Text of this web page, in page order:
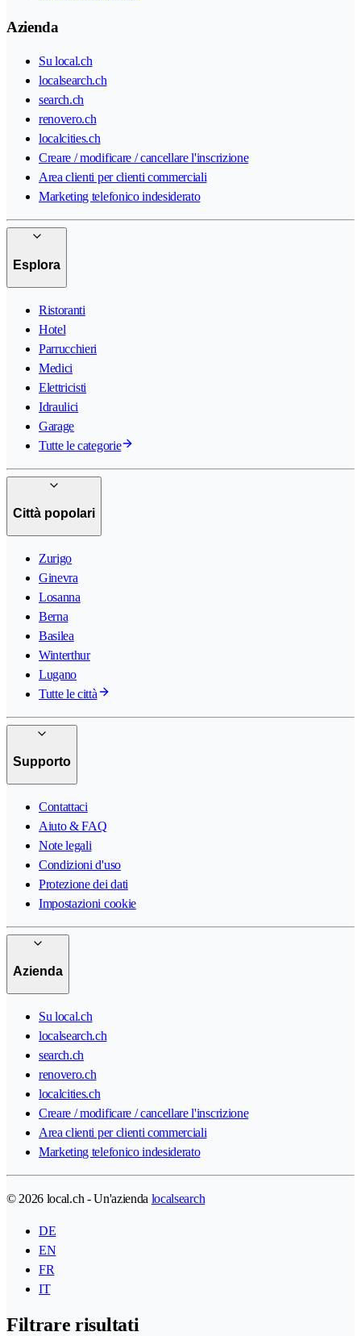
Azienda
Su local.ch
localsearch.ch
search.ch
renovero.ch
localcities.ch
Creare / modificare / cancellare l'inscrizione
Area clienti per clienti commerciali
Marketing telefonico indesiderato
Esplora
Ristoranti
Hotel
Parrucchieri
Medici
Elettricisti
Idraulici
Garage
Tutte le categorie
Città popolari
Zurigo
Ginevra
Losanna
Berna
Basilea
Winterthur
Lugano
Tutte le città
Supporto
Contattaci
Aiuto & FAQ
Note legali
Condizioni d'uso
Protezione dei dati
Impostazioni cookie
Azienda
Su local.ch
localsearch.ch
search.ch
renovero.ch
localcities.ch
Creare / modificare / cancellare l'inscrizione
Area clienti per clienti commerciali
Marketing telefonico indesiderato
© 2026 local.ch - Un'azienda localsearch
DE
EN
FR
IT
Filtrare risultati